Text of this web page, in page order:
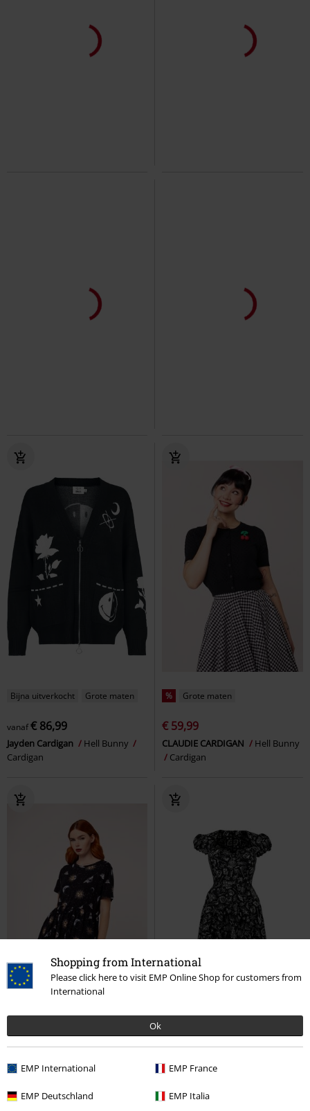
Shopping from International
Please click here to visit EMP Online Shop for customers from
International
Ok
EMP International EMP France
EMP Deutschland EMP Italia
Bijna uitverkocht Grote maten
vanaf€ 86,99
Jayden Cardigan
Hell Bunny
Cardigan
% Grote maten
€ 59,99
CLAUDIE CARDIGAN
Hell Bunny
Cardigan
% Bijna uitverkocht
€ 53,99
jurk
% Bijna uitverkocht
€ 68,99
Midi-jurk